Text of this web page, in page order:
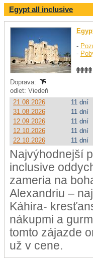
Egypt all inclusive
-
-
Doprava:
odlet: Viedeň
21.08.2026
11 dní
31.08.2026
11 dní
12.09.2026
11 dní
12.10.2026
11 dní
22.10.2026
11 dní
Najvýhodnejší
inclusive
zameria na
Alexandriu –
Káhira-
nákupmi a
tomto zájazde
už v cene.